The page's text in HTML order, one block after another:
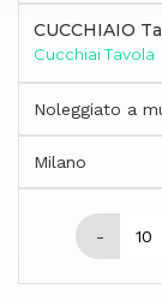
CUCCHIAIO
Cucchiai Tavola
Noleggiato a
Milano
-